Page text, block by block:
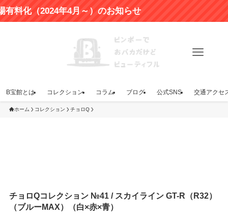
（2024年4月～）のお知らせ
B宝館とは コレクション コラム ブログ 公式SNS 交通アクセ
ホーム コレクション チョロQ
チョロQコレクション №41 / スカイライン GT-R（R32）
（ブルーMAX）（白×赤×青）